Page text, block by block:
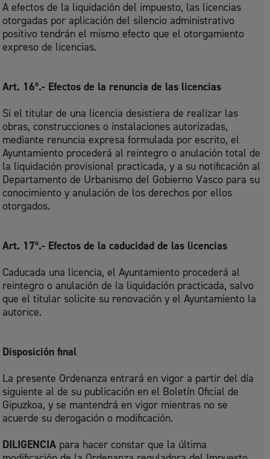
A efectos de la liquidación del impuesto, las licencias
otorgadas por aplicación del silencio administrativo
positivo tendrán el mismo efecto que el otorgamiento
expreso de licencias.
Art. 16º.- Efectos de la renuncia de las licencias
Si el titular de una licencia desistiera de realizar las
obras, construcciones o instalaciones autorizadas,
mediante renuncia expresa formulada por escrito, el
Ayuntamiento procederá al reintegro o anulación total de
la liquidación provisional practicada, y a su notificación al
Departamento de Urbanismo del Gobierno Vasco para su
conocimiento y anulación de los derechos por ellos
otorgados.
Art. 17º.- Efectos de la caducidad de las licencias
Caducada una licencia, el Ayuntamiento procederá al
reintegro o anulación de la liquidación practicada, salvo
que el titular solicite su renovación y el Ayuntamiento la
autorice.
Disposición final
La presente Ordenanza entrará en vigor a partir del día
siguiente al de su publicación en el Boletín Oficial de
Gipuzkoa, y se mantendrá en vigor mientras no se
acuerde su derogación o modificación.
DILIGENCIA para hacer constar que la última